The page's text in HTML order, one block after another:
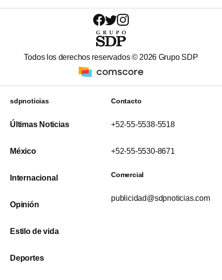
Todos los derechos reservados © 2026 Grupo SDP
sdpnoticias
Últimas Noticias
México
Internacional
Opinión
Estilo de vida
Deportes
Contacto
+52-55-5538-5518
+52-55-5530-8671
Comercial
publicidad@sdpnoticias.com